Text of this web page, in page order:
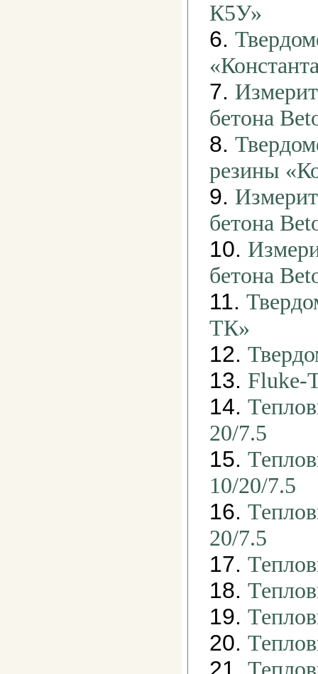
К5У»
6.
7.
бетона
8.
резины
9.
бетона
10.
бетона
11.
ТК»
12.
13. Fluke-
14.
20/7.5
15.
10/20/7.5
16.
20/7.5
17.
18.
19.
20.